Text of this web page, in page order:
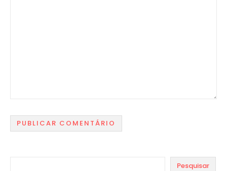
Pesquisar